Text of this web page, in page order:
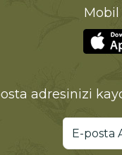
Mobil
adresinizi